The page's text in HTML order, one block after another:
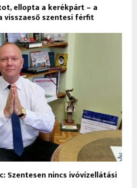
ellopta a kerékpárt – a
szentesi férfit
Szentesen nincs ivóvízellátási